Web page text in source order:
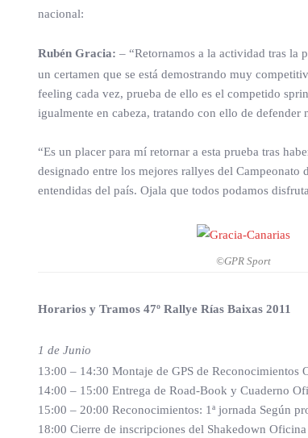
nacional:
Rubén Gracia: – “Retornamos a la actividad tras la
un certamen que se está demostrando muy
feeling cada vez, prueba de ello es el competido
igualmente en cabeza, tratando con ello de
“Es un placer para mí retornar a esta prueba tras
designado entre los mejores rallyes del Campeonato
entendidas del país. Ojala que todos podamos
©GPR Sport
Horarios y Tramos 47º Rallye Rías Baixas 2011
1 de Junio
13:00 – 14:30 Montaje de GPS de Reconocimientos
14:00 – 15:00 Entrega de Road-Book y Cuaderno
15:00 – 20:00 Reconocimientos: 1ª jornada Según
18:00 Cierre de inscripciones del Shakedown Oficina